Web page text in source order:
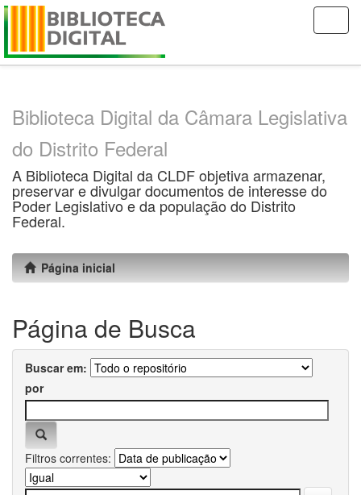
Skip
Biblioteca Digital da Câmara Legislativa
do Distrito Federal
A Biblioteca Digital da CLDF objetiva armazenar,
preservar e divulgar documentos de interesse do
Poder Legislativo e da população do Distrito
Federal.
Página inicial
Página de Busca
Buscar em:
por
Filtros correntes: